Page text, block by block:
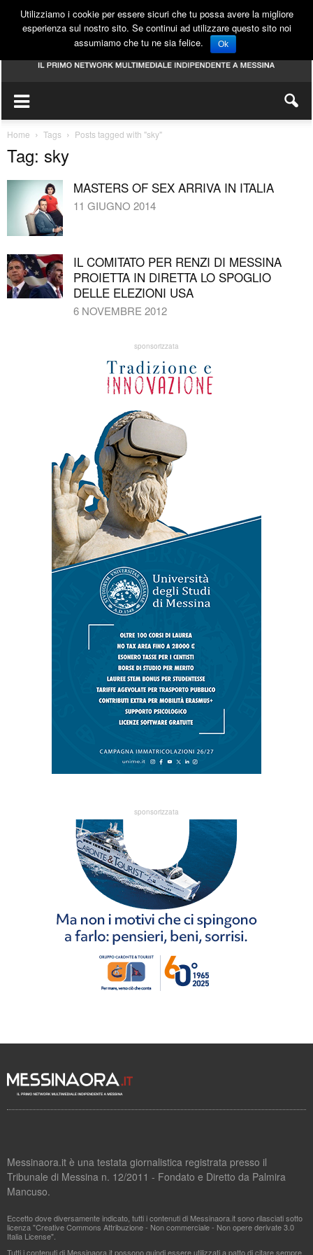
Home Tags Posts tagged with "sky"
Tag: sky
MASTERS OF SEX ARRIVA IN ITALIA
11 GIUGNO 2014
IL COMITATO PER RENZI DI MESSINA
PROIETTA IN DIRETTA LO SPOGLIO
DELLE ELEZIONI USA
6 NOVEMBRE 2012
sponsorizzata
sponsorizzata
Messinaora.it è una testata giornalistica registrata presso il
Tribunale di Messina n. 12/2011 - Fondato e Diretto da Palmira
Mancuso.
Eccetto dove diversamente indicato, tutti i contenuti di Messinaora.it sono rilasciati sotto
licenza "Creative Commons Attribuzione - Non commerciale - Non opere derivate 3.0
Italia License".
Tutti i contenuti di Messinaora.it possono quindi essere utilizzati a patto di citare sempre
Utilizziamo i cookie per essere sicuri che tu possa avere la migliore
esperienza sul nostro sito. Se continui ad utilizzare questo sito noi
assumiamo che tu ne sia felice.
Ok